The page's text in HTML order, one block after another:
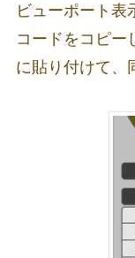
ビューポート表
コードをコピー
に貼り付けて、